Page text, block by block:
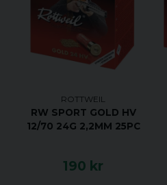
ROTTWEIL
RW SPORT GOLD HV
12/70 24G 2,2MM 25PC
190 kr